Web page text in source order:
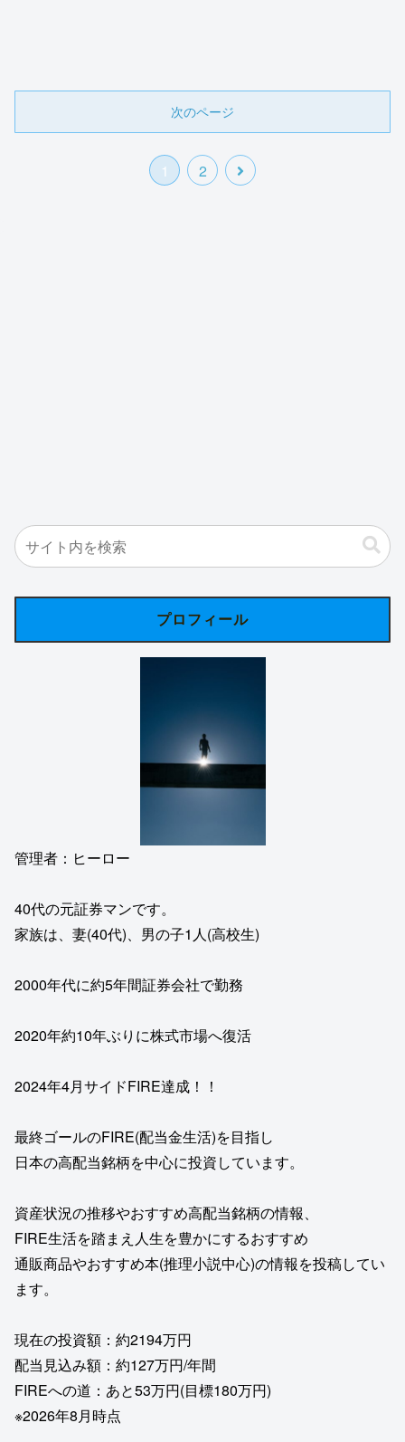
次のページ
1 2
プロフィール
管理者：ヒーロー
40代の元証券マンです。
家族は、妻(40代)、男の子1人(高校生)
2000年代に約5年間証券会社で勤務
2020年約10年ぶりに株式市場へ復活
2024年4月サイドFIRE達成！！
最終ゴールのFIRE(配当金生活)を目指し
日本の高配当銘柄を中心に投資しています。
資産状況の推移やおすすめ高配当銘柄の情報、
FIRE生活を踏まえ人生を豊かにするおすすめ
通販商品やおすすめ本(推理小説中心)の情報を投稿してい
ます。
現在の投資額：約2194万円
配当見込み額：約127万円/年間
FIREへの道：あと53万円(目標180万円)
※2026年8月時点